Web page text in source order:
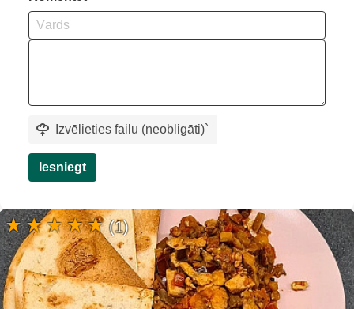
Izvēlieties failu (neobligāti)`
Iesniegt
(1)